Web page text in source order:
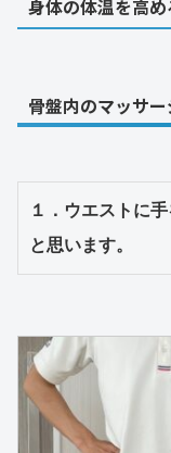
身体の体温を高
骨盤内のマッサー
１．ウエストに
と思います。